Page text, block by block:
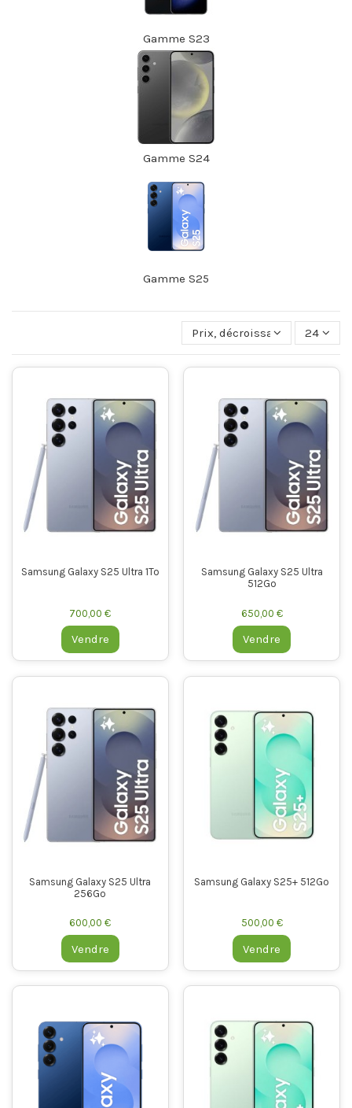
Gamme S23
Gamme S24
Gamme S25
Prix, décroissant 24
Samsung Galaxy S25 Ultra 1To
700,00 €
Vendre
Samsung Galaxy S25 Ultra
512Go
650,00 €
Vendre
Samsung Galaxy S25 Ultra
256Go
600,00 €
Vendre
Samsung Galaxy S25+ 512Go
500,00 €
Vendre